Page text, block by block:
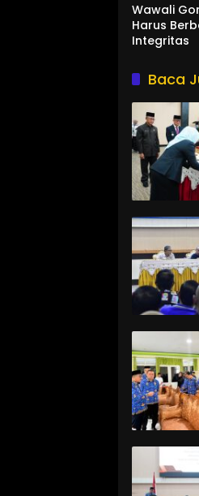
Wawali
Harus
Integritas
Baca